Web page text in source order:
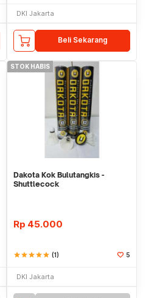
DKI Jakarta
Beli Sekarang
STOK HABIS
Dakota Kok Bulutangkis -
Shuttlecock
Rp 45.000
starstarstarstarstar (1) 5
DKI Jakarta